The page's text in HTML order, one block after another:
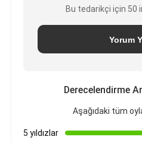
Bu tedarikçi için 50
Yorum
Derecelendirme
Aşağıdaki tüm
5 yıldızlar